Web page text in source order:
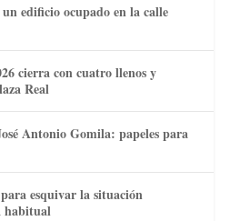
edificio ocupado en la calle
cierra con cuatro llenos y
Real
Antonio Gomila: papeles para
esquivar la situación
habitual